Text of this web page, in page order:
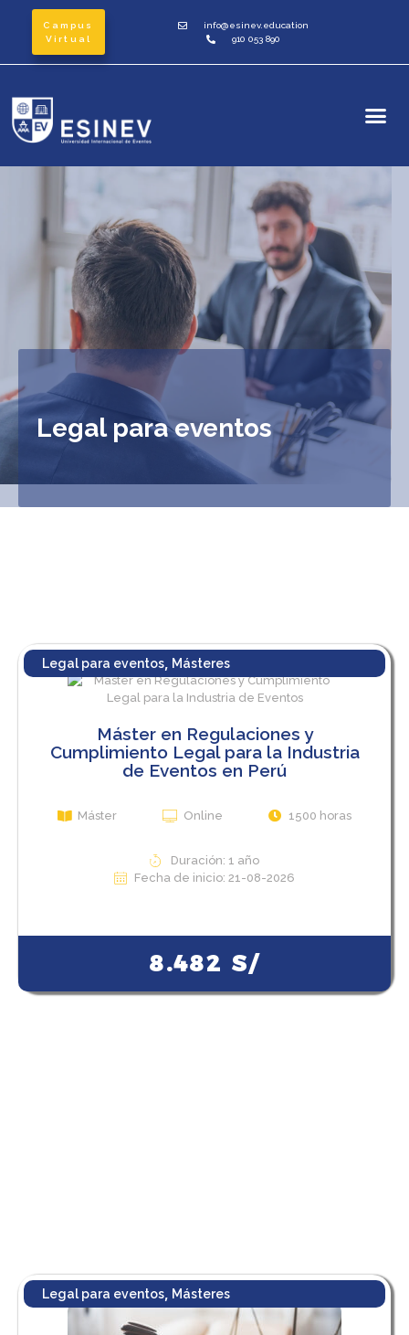
Campus
Virtual
info@esinev.education
910 053 890
Legal para eventos
Legal para eventos Másteres
Máster en Regulaciones y
Cumplimiento Legal para la Industria
de Eventos en Perú
Máster Online 1500 horas
Duración: 1 año
Fecha de inicio: 21-08-2026
8.482 S/
Legal para eventos Másteres